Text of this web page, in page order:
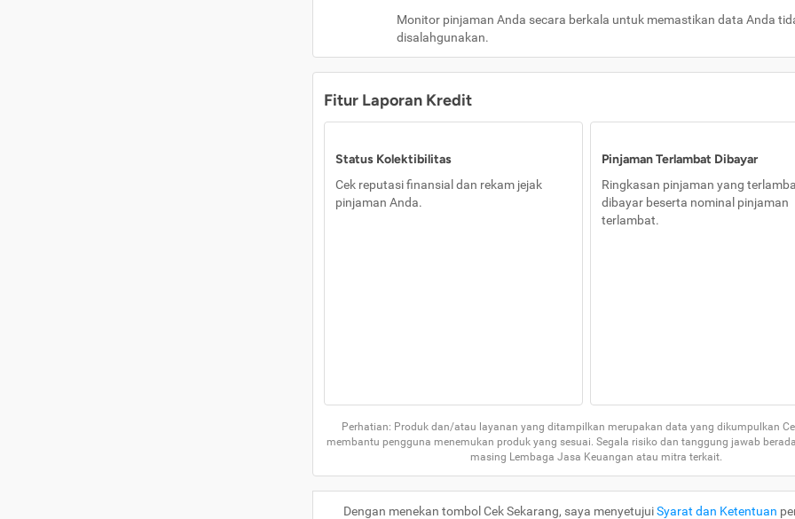
Monitor pinjaman Anda secara berkala untuk memastikan data Anda
disalahgunakan.
Fitur Laporan Kredit
Status Kolektibilitas
Cek reputasi finansial dan rekam jejak
pinjaman Anda.
Pinjaman Terlambat Dibayar
Ringkasan pinjaman yang
dibayar beserta nominal pinjaman
terlambat.
Perhatian: Produk dan/atau layanan yang ditampilkan merupakan data yang dikumpulkan
membantu pengguna menemukan produk yang sesuai. Segala risiko dan tanggung jawab
masing Lembaga Jasa Keuangan atau mitra terkait.
Dengan menekan tombol Cek Sekarang, saya menyetujuiSyarat dan Ketentuan